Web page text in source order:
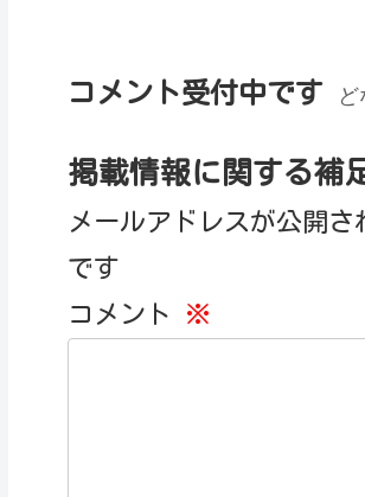
コメント受付中です
掲載情報に関する補
メールアドレスが公開さ
です
コメント
※